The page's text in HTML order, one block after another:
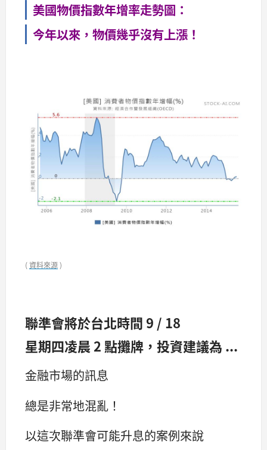
美國物價指數年增率走勢圖：
今年以來，物價幾乎沒有上漲！
(資料來源)
聯準會將於台北時間 9 / 18
星期四凌晨 2 點攤牌，投資建議為 ...
金融市場的訊息
總是非常地混亂！
以這次聯準會可能升息的案例來說